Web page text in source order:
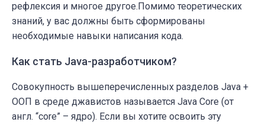
рефлексия и многое другое.Помимо теоретических
знаний, у вас должны быть сформированы
необходимые навыки написания кода.
Как стать Java-разработчиком?
Совокупность вышеперечисленных разделов Java +
ООП в среде джавистов называется Java Core (от
англ. “core” – ядро). Если вы хотите освоить эту